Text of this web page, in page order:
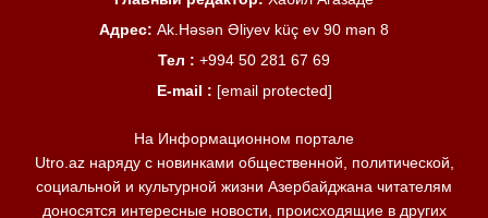
Адрес: Ak.Həsən Əliyev küç ev 90 mən 8
Тел : +994 50 281 67 69
E-mail : [email protected]
На Информационном портале
Utro.az наряду с новинками общественной, политической,
социальной и культурной жизни Азербайджана читателям
доносятся интересные новости, происходящие в других